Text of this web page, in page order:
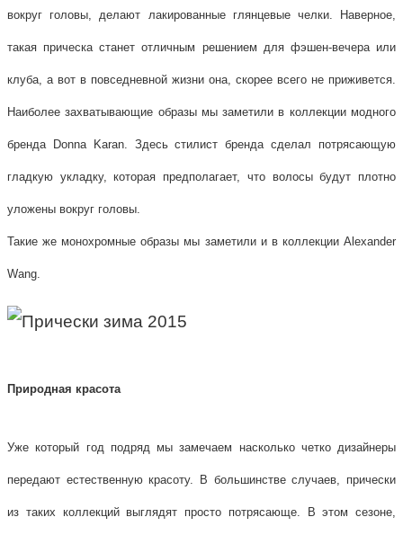
вокруг головы, делают лакированные глянцевые челки. Наверное,
такая прическа станет отличным решением для фэшен-вечера или
клуба, а вот в повседневной жизни она, скорее всего не приживется.
Наиболее захватывающие образы мы заметили в коллекции модного
бренда Donna Karan. Здесь стилист бренда сделал потрясающую
гладкую укладку, которая предполагает, что волосы будут плотно
уложены вокруг головы.
Такие же монохромные образы мы заметили и в коллекции Alexander
Wang.
Природная красота
Уже который год подряд мы замечаем насколько четко дизайнеры
передают естественную красоту. В большинстве случаев, прически
из таких коллекций выглядят просто потрясающе. В этом сезоне,